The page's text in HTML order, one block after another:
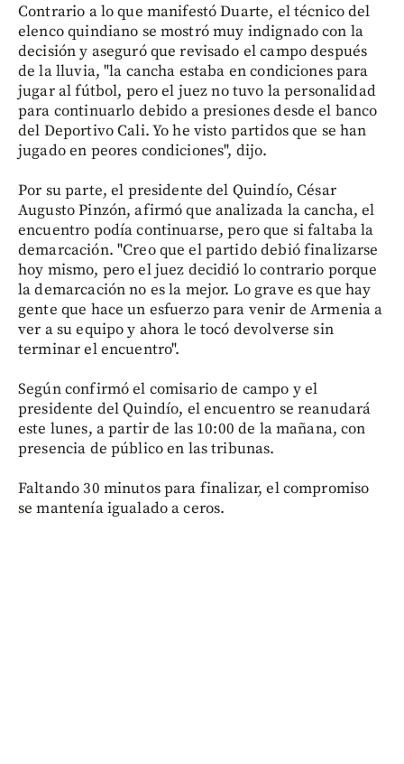
Contrario a lo que manifestó Duarte, el técnico del
elenco quindiano se mostró muy indignado con la
decisión y aseguró que revisado el campo después
de la lluvia, "la cancha estaba en condiciones para
jugar al fútbol, pero el juez no tuvo la personalidad
para continuarlo debido a presiones desde el banco
del Deportivo Cali. Yo he visto partidos que se han
jugado en peores condiciones", dijo.
Por su parte, el presidente del Quindío, César
Augusto Pinzón, afirmó que analizada la cancha, el
encuentro podía continuarse, pero que si faltaba la
demarcación. "Creo que el partido debió finalizarse
hoy mismo, pero el juez decidió lo contrario porque
la demarcación no es la mejor. Lo grave es que hay
gente que hace un esfuerzo para venir de Armenia a
ver a su equipo y ahora le tocó devolverse sin
terminar el encuentro".
Según confirmó el comisario de campo y el
presidente del Quindío, el encuentro se reanudará
este lunes, a partir de las 10:00 de la mañana, con
presencia de público en las tribunas.
Faltando 30 minutos para finalizar, el compromiso
se mantenía igualado a ceros.